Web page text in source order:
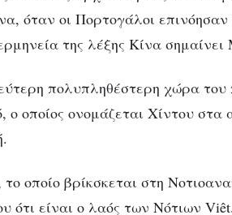
όταν οι Πορτογάλοι
της λέξης Κίνα
πολυπληθέστερη χώρα
ο οποίος ονομάζεται Χίντου
οποίο βρίκσκεται στη
ότι είναι ο λαός των Νότιων Viêt.